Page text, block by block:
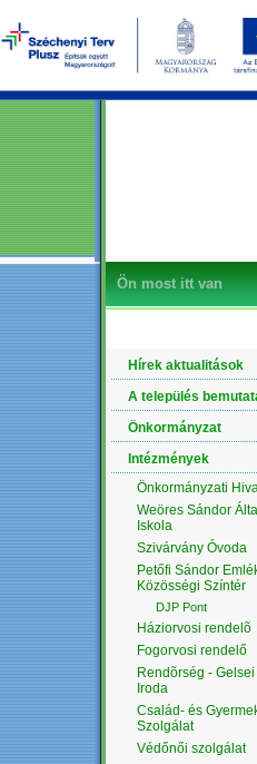
Ön most itt van
Hírek aktualitások
A település
Önkormányzat
Intézmények
Önkormányzati
Weöres Sándor
Iskola
Szivárvány Óvoda
Petőfi Sándor
Közösségi Színtér
DJP Pont
Háziorvosi rendelõ
Fogorvosi rendelő
Rendõrség -
Iroda
Család- és
Szolgálat
Védőnői szolgálat